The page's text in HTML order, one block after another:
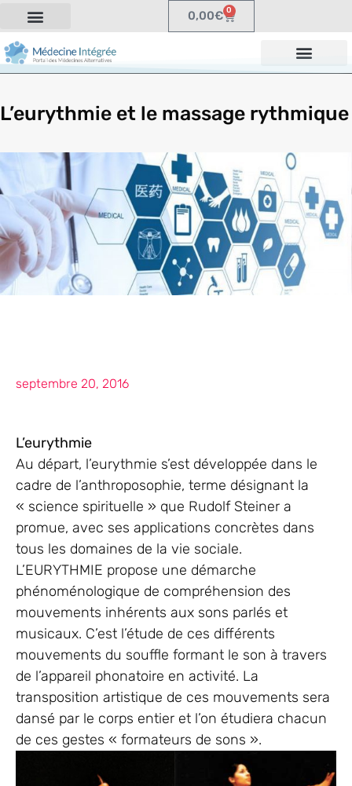
0,00€ 0
L’eurythmie et le massage rythmique
septembre 20, 2016
L’eurythmie
Au départ, l’eurythmie s’est développée dans le
cadre de l’anthroposophie, terme désignant la
« science spirituelle » que Rudolf Steiner a
promue, avec ses applications concrètes dans
tous les domaines de la vie sociale.
L’EURYTHMIE propose une démarche
phénoménologique de compréhension des
mouvements inhérents aux sons parlés et
musicaux. C’est l’étude de ces différents
mouvements du souffle formant le son à travers
de l’appareil phonatoire en activité. La
transposition artistique de ces mouvements sera
dansé par le corps entier et l’on étudiera chacun
de ces gestes « formateurs de sons ».